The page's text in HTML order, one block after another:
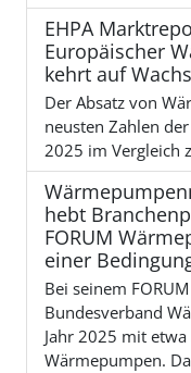
EHPA
Europäischer
kehrt auf
Der Absatz von
neusten Zahlen
2025 im Vergleich
hebt
FORUM
einer
Bei seinem
Bundesverband
Jahr 2025 mit
Wärmepumpen.